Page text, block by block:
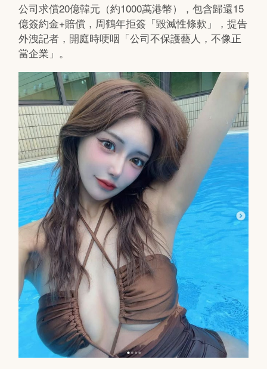
公司求償20億韓元（約1000萬港幣），包含歸還15
億簽約金+賠償，周鶴年拒簽「毀滅性條款」，提告
外洩記者，開庭時哽咽「公司不保護藝人，不像正
當企業」。